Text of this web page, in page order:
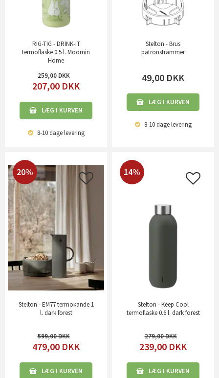
RIG-TIG - DRINK-IT
termoflaske 0.5 l. Moomin
Home
259,00
207,00 DKK
LÆG I KURVEN
8-10 dagelevering
Stelton - Brus
patronstrammer
49,00 DKK
LÆG I KURVEN
8-10 dagelevering
20%
Stelton - EM77 termokande 1
l. dark forest
599,00
479,00 DKK
LÆG I KURVEN
14%
Stelton - Keep Cool
termoflaske 0.6 l. dark forest
279,00
239,00 DKK
LÆG I KURVEN